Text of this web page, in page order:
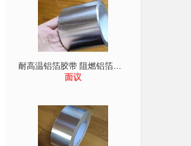
耐高温铝箔胶带 阻燃铝箔胶带
面议